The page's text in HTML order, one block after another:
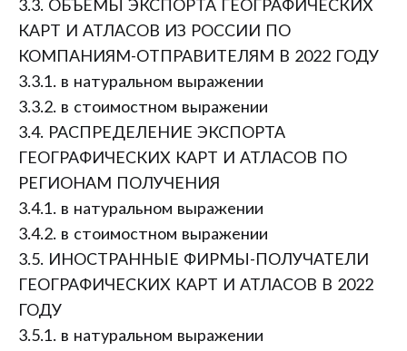
3.3. ОБЪЕМЫ ЭКСПОРТА ГЕОГРАФИЧЕСКИХ
КАРТ И АТЛАСОВ ИЗ РОССИИ ПО
КОМПАНИЯМ-ОТПРАВИТЕЛЯМ В 2022 ГОДУ
3.3.1. в натуральном выражении
3.3.2. в стоимостном выражении
3.4. РАСПРЕДЕЛЕНИЕ ЭКСПОРТА
ГЕОГРАФИЧЕСКИХ КАРТ И АТЛАСОВ ПО
РЕГИОНАМ ПОЛУЧЕНИЯ
3.4.1. в натуральном выражении
3.4.2. в стоимостном выражении
3.5. ИНОСТРАННЫЕ ФИРМЫ-ПОЛУЧАТЕЛИ
ГЕОГРАФИЧЕСКИХ КАРТ И АТЛАСОВ В 2022
ГОДУ
3.5.1. в натуральном выражении